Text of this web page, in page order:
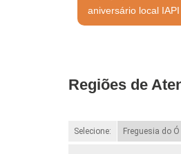
aniversário local IAPI
Regiões de
Selecione: Freguesia do Ó